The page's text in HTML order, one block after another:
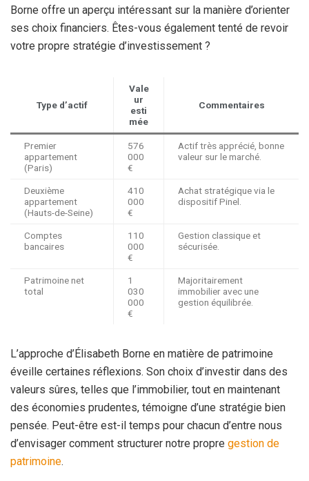
Borne offre un aperçu intéressant sur la manière d’orienter
ses choix financiers. Êtes-vous également tenté de revoir
votre propre stratégie d’investissement ?
Type d’actif
Vale
ur
esti
mée
Commentaires
Premier
appartement
(Paris)
576
000
€
Actif très apprécié, bonne
valeur sur le marché.
Deuxième
appartement
(Hauts-de-Seine)
410
000
€
Achat stratégique via le
dispositif Pinel.
Comptes
bancaires
110
000
€
Gestion classique et
sécurisée.
Patrimoine net
total
1
030
000
€
Majoritairement
immobilier avec une
gestion équilibrée.
L’approche d’Élisabeth Borne en matière de patrimoine
éveille certaines réflexions. Son choix d’investir dans des
valeurs sûres, telles que l’immobilier, tout en maintenant
des économies prudentes, témoigne d’une stratégie bien
pensée. Peut-être est-il temps pour chacun d’entre nous
d’envisager comment structurer notre propre gestion de
patrimoine.